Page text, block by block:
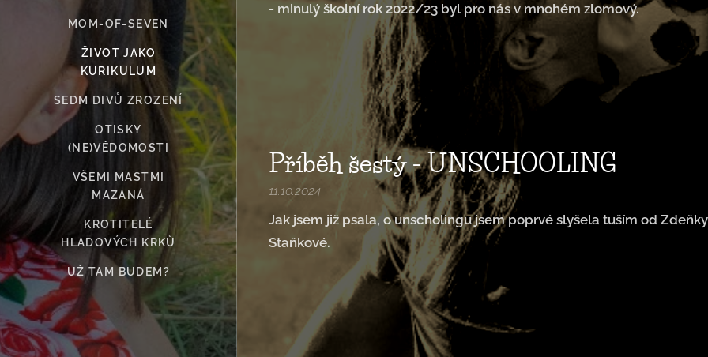
MOM-OF-SEVEN
ŽIVOT JAKO
KURIKULUM
SEDM DIVŮ ZROZENÍ
OTISKY
(NE)VĚDOMOSTI
VŠEMI MASTMI
MAZANÁ
KROTITELÉ
HLADOVÝCH KRKŮ
UŽ TAM BUDEM?
- minulý školní rok 2022/23 byl pro nás v mnohém zlomový.
Příběh šestý - UNSCHOOLING
11.10.2024
Jak jsem již psala, o unscholingu jsem poprvé slyšela tuším od
Staňkové.